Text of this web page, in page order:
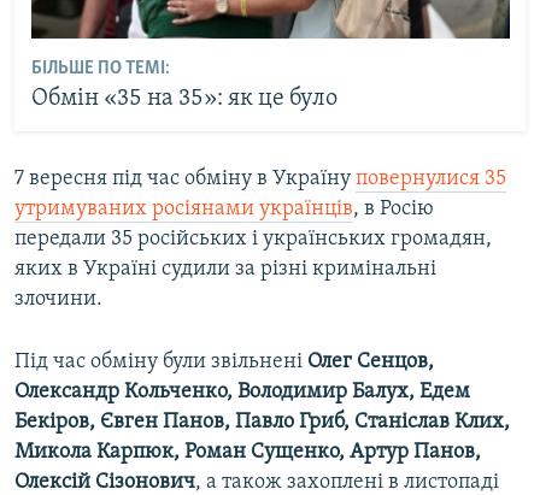
БІЛЬШЕ ПО ТЕМІ:
Обмін «35 на 35»: як це було
7 вересня під час обміну в Україну повернулися 35
утримуваних росіянами українців, в Росію
передали 35 російських і українських громадян,
яких в Україні судили за різні кримінальні
злочини.
Під час обміну були звільнені Олег Сенцов,
Олександр Кольченко, Володимир Балух, Едем
Бекіров, Євген Панов, Павло Гриб, Станіслав Клих,
Микола Карпюк, Роман Сущенко, Артур Панов,
Олексій Сізонович, а також захоплені в листопаді